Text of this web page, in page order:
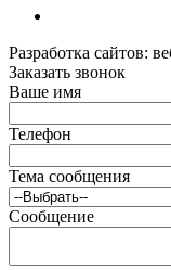
Разработка сайтов:
Заказать звонок
Ваше имя
Телефон
Тема сообщения
Сообщение